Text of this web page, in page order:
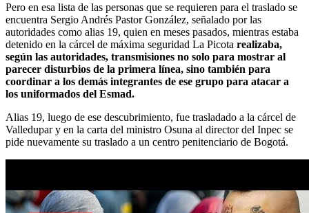
Pero en esa lista de las personas que se requieren para el traslado se
encuentra Sergio Andrés Pastor González, señalado por las
autoridades como alias 19, quien en meses pasados, mientras estaba
detenido en la cárcel de máxima seguridad La Picota realizaba,
según las autoridades, transmisiones no solo para mostrar al
parecer disturbios de la primera línea, sino también para
coordinar a los demás integrantes de ese grupo para atacar a
los uniformados del Esmad.
Alias 19, luego de ese descubrimiento, fue trasladado a la cárcel de
Valledupar y en la carta del ministro Osuna al director del Inpec se
pide nuevamente su traslado a un centro penitenciario de Bogotá.